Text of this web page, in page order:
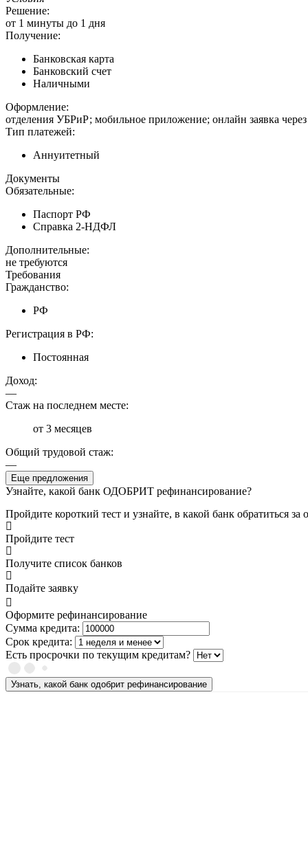
Решение:
от 1 минуты до 1 дня
Получение:
Банковская карта
Банковский счет
Наличными
Оформление:
отделения УБРиР; мобильное приложение; онлайн заявка
Тип платежей:
Аннуитетный
Документы
Обязательные:
Паспорт РФ
Справка 2-НДФЛ
Дополнительные:
не требуются
Требования
Гражданство:
РФ
Регистрация в РФ:
Постоянная
Доход:
—
Стаж на последнем месте:
от 3 месяцев
Общий трудовой стаж:
—
Еще предложения
Узнайте, какой банк ОДОБРИТ рефинансирование?
Пройдите короткий тест и узнайте, в какой банк обратиться
Пройдите тест
Получите список банков
Подайте заявку
Оформите рефинансирование
Сумма кредита:
Срок кредита:
Есть просрочки по текущим кредитам?
Узнать, какой банк одобрит рефинансирование